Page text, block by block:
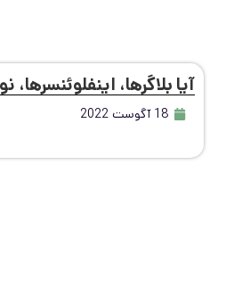
آیا بلاگرها،
18 آگوست 2022